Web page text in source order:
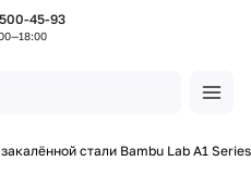
45-93
стали Bambu Lab A1 Series